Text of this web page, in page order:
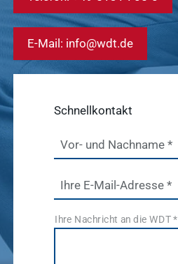
Ergebnisse
anzeigen
Ergebnisse
WDT Info
Ergebnisse
anzeigen
E-Mail: info@wdt.de
Schnellkontakt
Vor- und Nachname *
Ihre E-Mail-Adresse *
Ihre Nachricht an die WDT*